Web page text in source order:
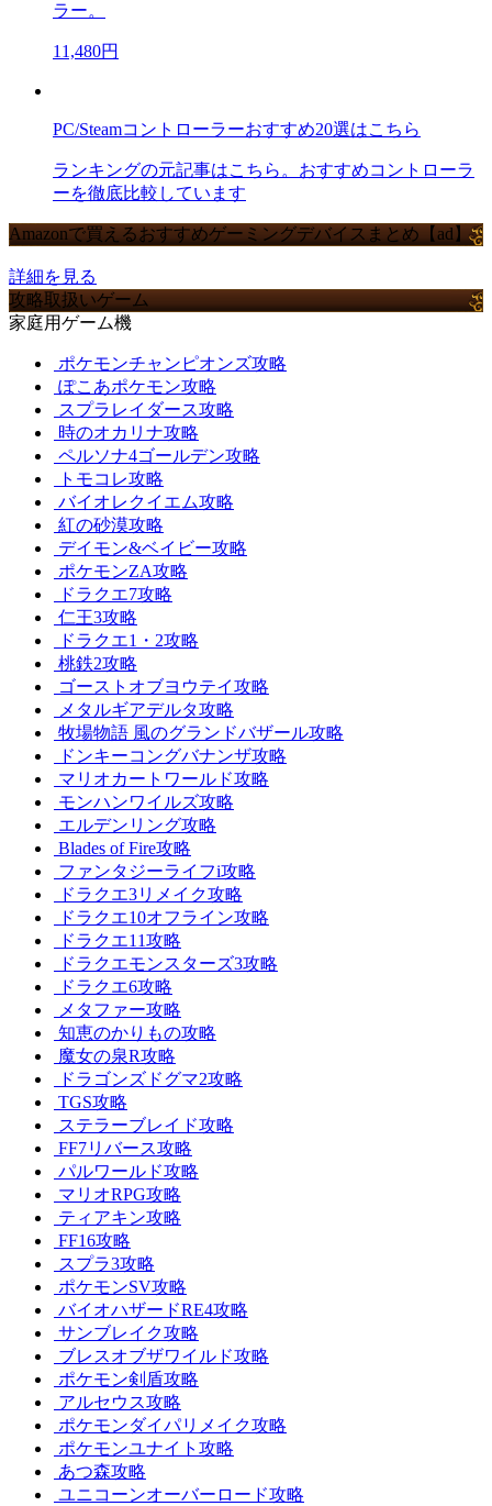
ラー。
11,480円
PC/Steamコントローラーおすすめ20選はこちら
ランキングの元記事はこちら。おすすめコントローラ
ーを徹底比較しています
Amazonで買えるおすすめゲーミングデバイスまとめ【ad】
詳細を見る
攻略取扱いゲーム
家庭用ゲーム機
ポケモンチャンピオンズ攻略
ぽこあポケモン攻略
スプラレイダース攻略
時のオカリナ攻略
ペルソナ4ゴールデン攻略
トモコレ攻略
バイオレクイエム攻略
紅の砂漠攻略
デイモン&ベイビー攻略
ポケモンZA攻略
ドラクエ7攻略
仁王3攻略
ドラクエ1・2攻略
桃鉄2攻略
ゴーストオブヨウテイ攻略
メタルギアデルタ攻略
牧場物語 風のグランドバザール攻略
ドンキーコングバナンザ攻略
マリオカートワールド攻略
モンハンワイルズ攻略
エルデンリング攻略
Blades of Fire攻略
ファンタジーライフi攻略
ドラクエ3リメイク攻略
ドラクエ10オフライン攻略
ドラクエ11攻略
ドラクエモンスターズ3攻略
ドラクエ6攻略
メタファー攻略
知恵のかりもの攻略
魔女の泉R攻略
ドラゴンズドグマ2攻略
TGS攻略
ステラーブレイド攻略
FF7リバース攻略
パルワールド攻略
マリオRPG攻略
ティアキン攻略
FF16攻略
スプラ3攻略
ポケモンSV攻略
バイオハザードRE4攻略
サンブレイク攻略
ブレスオブザワイルド攻略
ポケモン剣盾攻略
アルセウス攻略
ポケモンダイパリメイク攻略
ポケモンユナイト攻略
あつ森攻略
ユニコーンオーバーロード攻略